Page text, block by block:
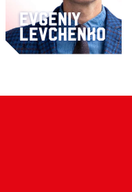
Evgeniy
Levchenko